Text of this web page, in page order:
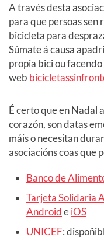
A través desta
para que persoas sen
bicicleta para
Súmate á causa
propia bici ou facendo
web
É certo que en Nadal
corazón, son datas
máis o necesitan
asociacións coas que
Banco de
Tarjeta Solidaria
AndroideiOS
UNICEF: